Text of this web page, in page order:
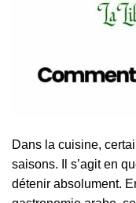
Dans la cuisine,
saisons. Il s’agit en
détenir absolument.